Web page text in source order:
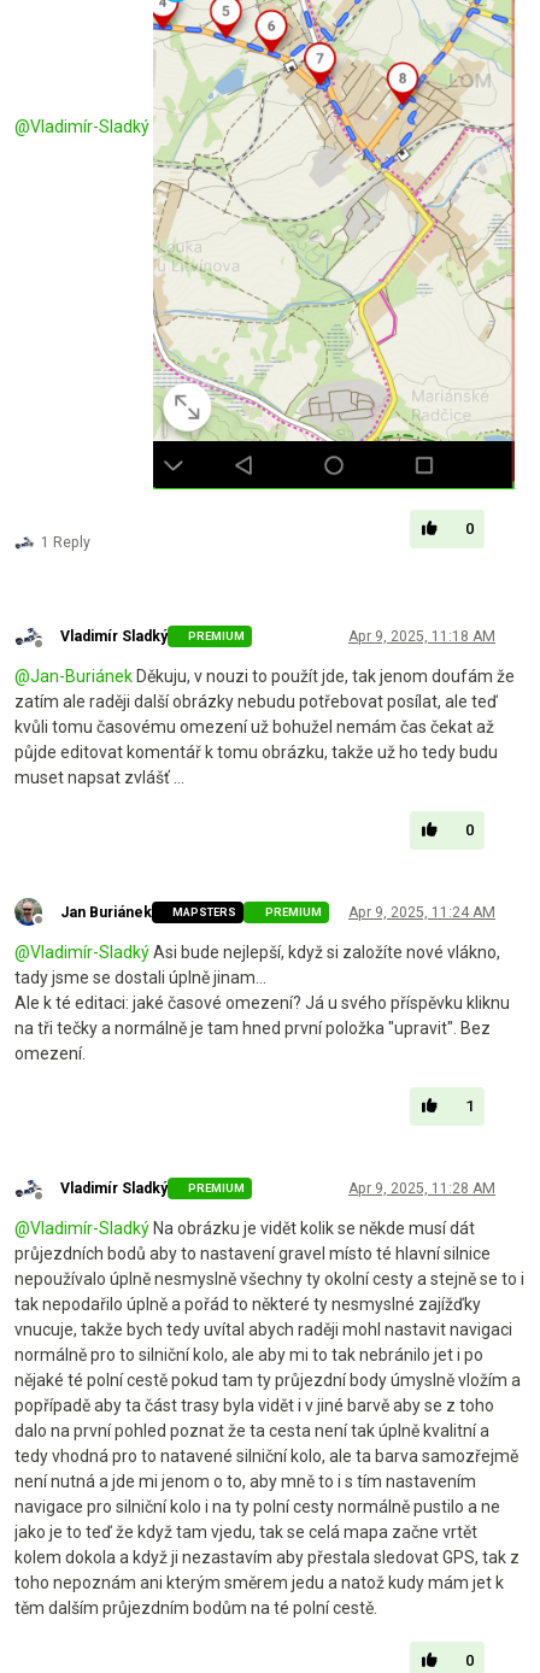
@Vladimír-Sladký
1 Reply
0
Offline
Vladimír Sladký PREMIUM Apr 9, 2025, 11:18 AM
@Jan-Buriánek Děkuju, v nouzi to použít jde, tak jenom doufám že
zatím ale raději další obrázky nebudu potřebovat posílat, ale teď
kvůli tomu časovému omezení už bohužel nemám čas čekat až
půjde editovat komentář k tomu obrázku, takže už ho tedy budu
muset napsat zvlášť ...
0
Offline
Jan Buriánek MAPSTERS PREMIUM Apr 9, 2025, 11:24 AM
@Vladimír-SladkýAsi bude nejlepší, když si založíte nové vlákno,
tady jsme se dostali úplně jinam...
Ale k té editaci: jaké časové omezení? Já u svého příspěvku kliknu
na tři tečky a normálně je tam hned první položka "upravit". Bez
omezení.
1
Offline
Vladimír Sladký PREMIUM Apr 9, 2025, 11:28 AM
@Vladimír-Sladký Na obrázku je vidět kolik se někde musí dát
průjezdních bodů aby to nastavení gravel místo té hlavní silnice
nepoužívalo úplně nesmyslně všechny ty okolní cesty a stejně se to i
tak nepodařilo úplně a pořád to některé ty nesmyslné zajížďky
vnucuje, takže bych tedy uvítal abych raději mohl nastavit navigaci
normálně pro to silniční kolo, ale aby mi to tak nebránilo jet i po
nějaké té polní cestě pokud tam ty průjezdní body úmyslně vložím a
popřípadě aby ta část trasy byla vidět i v jiné barvě aby se z toho
dalo na první pohled poznat že ta cesta není tak úplně kvalitní a
tedy vhodná pro to natavené silniční kolo, ale ta barva samozřejmě
není nutná a jde mi jenom o to, aby mně to i s tím nastavením
navigace pro silniční kolo i na ty polní cesty normálně pustilo a ne
jako je to teď že když tam vjedu, tak se celá mapa začne vrtět
kolem dokola a když ji nezastavím aby přestala sledovat GPS, tak z
toho nepoznám ani kterým směrem jedu a natož kudy mám jet k
těm dalším průjezdním bodům na té polní cestě.
0